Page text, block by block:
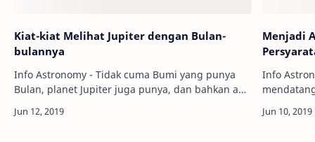
Kiat-kiat Melihat Jupiter dengan Bulan-
bulannya
Info Astronomy - Tidak cuma Bumi yang punya
Bulan, planet Jupiter juga punya, dan bahkan ada
melihat bulan-bulan Jupiter itu …
Menjadi
Info
begitu,